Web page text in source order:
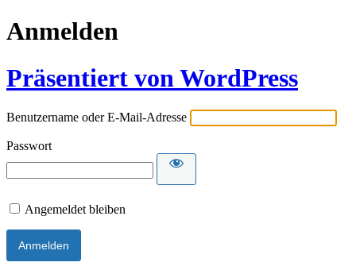
Anmelden
Präsentiert von WordPress
Benutzername oder E-Mail-Adresse
Passwort
Angemeldet bleiben